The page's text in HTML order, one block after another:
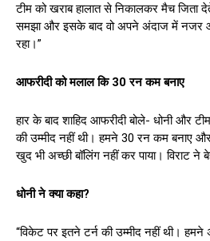
टीम को खराब हालात से निकालकर मैच जिता
समझा और इसके बाद वो अपने अंदाज में नजर
रहा।”
आफरीदी को मलाल कि 30रन कम बनाए
हार के बाद शाहिद आफरीदी बोले- धोनी और
की उम्मीद नहीं थी। हमने 30 रन कम बनाए
खुद भी अच्छी बॉलिंग नहीं कर पाया। विराट ने
धोनी ने क्या कहा?
“विकेट पर इतने टर्न की उम्मीद नहीं थी।